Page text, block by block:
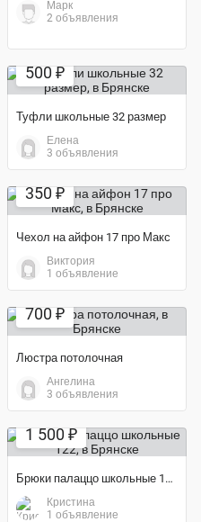
Марк
2 объявления
500 ₽
Туфли школьные 32 размер
Елена
3 объявления
350 ₽
Чехол на айфон 17 про Макс
Виктория
1 объявление
700 ₽
Люстра потолочная
Ангелина
3 объявления
1 500 ₽
Брюки палаццо школьные 122
Кристина
1 объявление